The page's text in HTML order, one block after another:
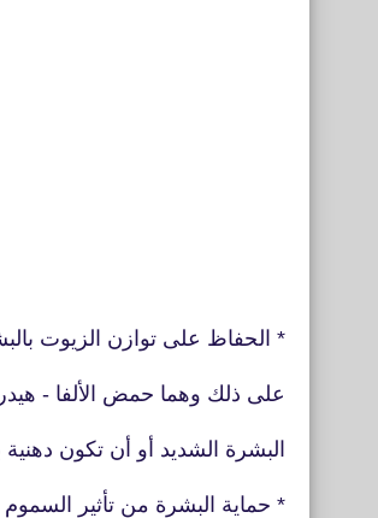
* الحفاظ على توازن الزيوت
على ذلك وهما حمض الألفا -
البشرة الشديد أو أن تكون
* حماية البشرة من تأثير السموم